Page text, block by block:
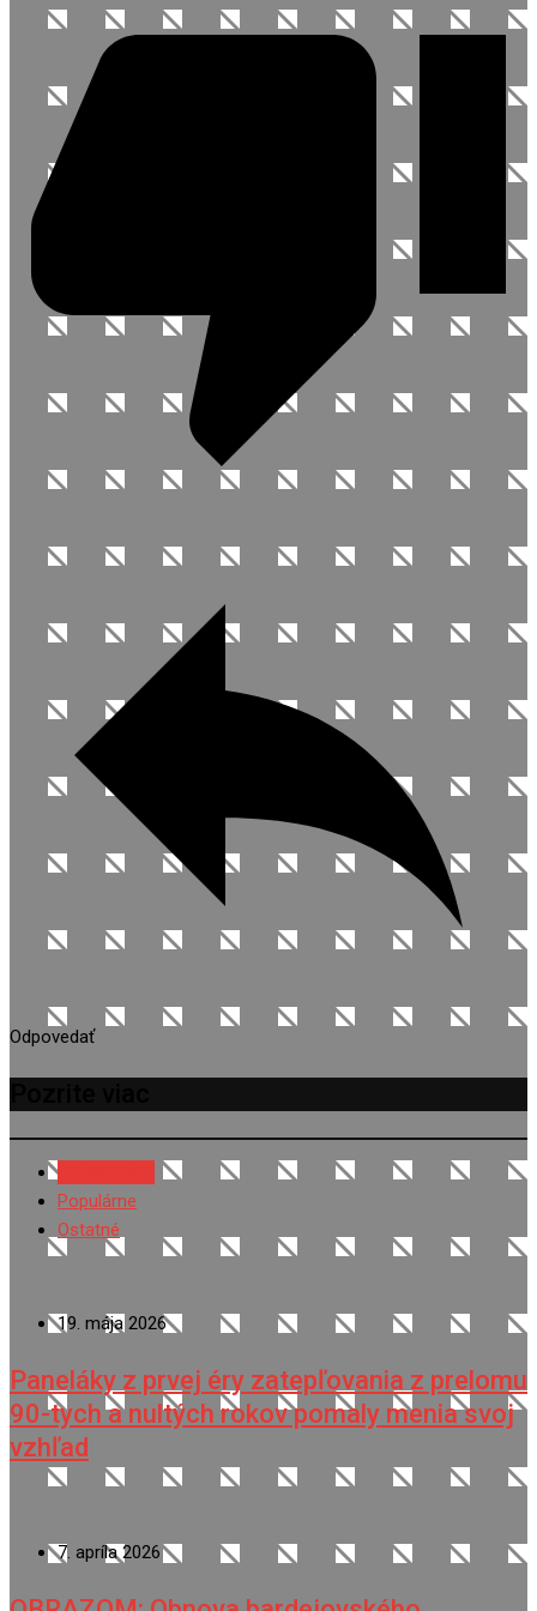
Odpovedať
Populárne
Ostatné
19. mája 2026
Paneláky z prvej éry zatepľovania z prelomu
90-tych a nultých rokov pomaly menia svoj
vzhľad
7. apríla 2026